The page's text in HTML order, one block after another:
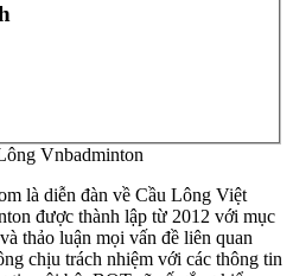
Vnbadminton
là diễn đàn về Cầu Lông Việt
được thành lập từ 2012 với mục
thảo luận mọi vấn đề liên quan
chịu trách nhiệm với các thông tin